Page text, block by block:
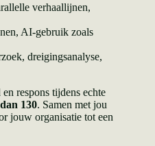
verhaallijnen,
AI-gebruik zoals
dreigingsanalyse,
respons tijdens echte
130. Samen met jou
jouw organisatie tot een